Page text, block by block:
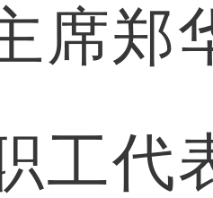
席郑
工代